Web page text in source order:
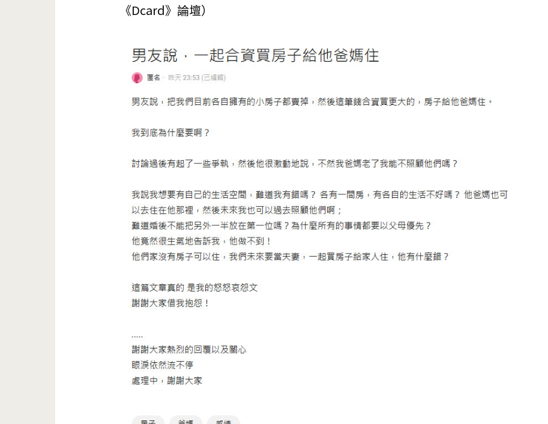
《Dcard》論壇）